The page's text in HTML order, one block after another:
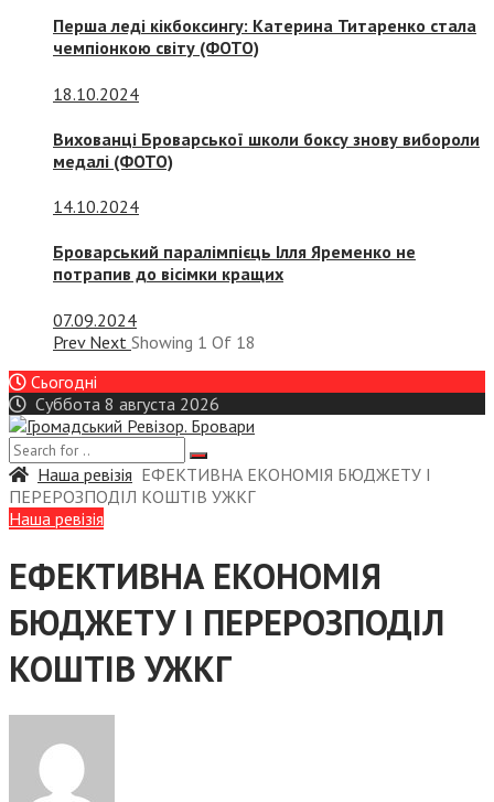
Перша леді кікбоксингу: Катерина Титаренко стала
чемпіонкою світу (ФОТО)
18.10.2024
Вихованці Броварської школи боксу знову вибороли
медалі (ФОТО)
14.10.2024
Броварський паралімпієць Ілля Яременко не
потрапив до вісімки кращих
07.09.2024
Prev Next Showing 1 Of 18
Сьогодні
Суббота 8 августа 2026
Наша ревізія ЕФЕКТИВНА ЕКОНОМІЯ БЮДЖЕТУ І
ПЕРЕРОЗПОДІЛ КОШТІВ УЖКГ
Наша ревізія
ЕФЕКТИВНА ЕКОНОМІЯ
БЮДЖЕТУ І ПЕРЕРОЗПОДІЛ
КОШТІВ УЖКГ